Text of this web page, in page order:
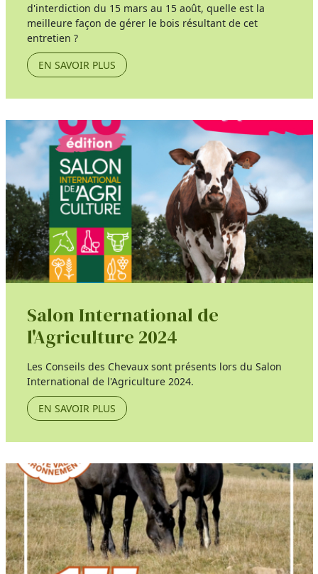
d'interdiction du 15 mars au 15 août, quelle est la
meilleure façon de gérer le bois résultant de cet
entretien ?
EN SAVOIR PLUS
Salon International de
l'Agriculture 2024
Les Conseils des Chevaux sont présents lors du Salon
International de l'Agriculture 2024.
EN SAVOIR PLUS